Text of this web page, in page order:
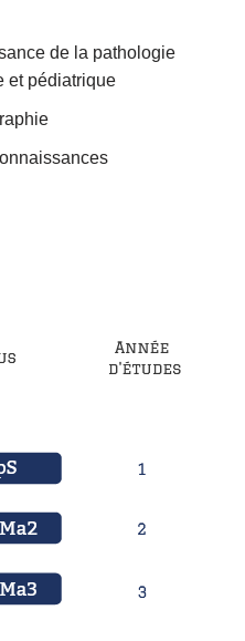
de la pathologie
et pédiatrique